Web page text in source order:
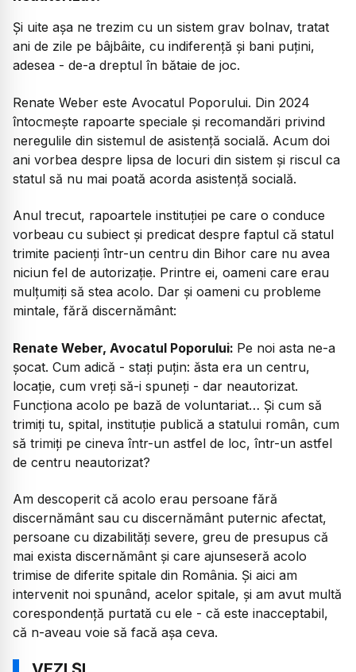
Și uite așa ne trezim cu un sistem grav bolnav, tratat
ani de zile pe bâjbâite, cu indiferență și bani puțini,
adesea - de-a dreptul în bătaie de joc.
Renate Weber este Avocatul Poporului. Din 2024
întocmește rapoarte speciale și recomandări privind
neregulile din sistemul de asistență socială. Acum doi
ani vorbea despre lipsa de locuri din sistem și riscul ca
statul să nu mai poată acorda asistență socială.
Anul trecut, rapoartele instituției pe care o conduce
vorbeau cu subiect și predicat despre faptul că statul
trimite pacienți într-un centru din Bihor care nu avea
niciun fel de autorizație. Printre ei, oameni care erau
mulțumiți să stea acolo. Dar și oameni cu probleme
mintale, fără discernământ:
Renate Weber, Avocatul Poporului: Pe noi asta ne-a
șocat. Cum adică - stați puțin: ăsta era un centru,
locație, cum vreți să-i spuneți - dar neautorizat.
Funcționa acolo pe bază de voluntariat… Și cum să
trimiți tu, spital, instituție publică a statului român, cum
să trimiți pe cineva într-un astfel de loc, într-un astfel
de centru neautorizat?
Am descoperit că acolo erau persoane fără
discernământ sau cu discernământ puternic afectat,
persoane cu dizabilități severe, greu de presupus că
mai exista discernământ și care ajunseseră acolo
trimise de diferite spitale din România. Și aici am
intervenit noi spunând, acelor spitale, și am avut multă
corespondență purtată cu ele - că este inacceptabil,
că n-aveau voie să facă așa ceva.